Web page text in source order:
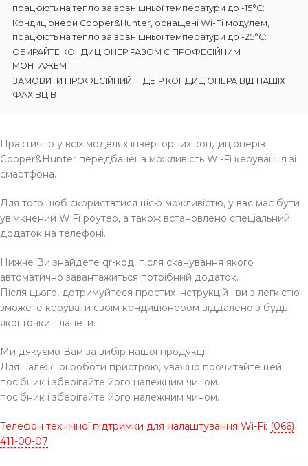
працюють на тепло за зовнішньої температури до -15°C:
Кондиціонери Cooper&Hunter, оснащені Wi-Fi модулем,
працюють на тепло за зовнішньої температури до -25°C:
ОБИРАЙТЕ КОНДИЦІОНЕР РАЗОМ С ПРОФЕСІЙНИМ
МОНТАЖЕМ
ЗАМОВИТИ ПРОФЕСІЙНИЙ ПІДБІР КОНДИЦІОНЕРА ВІД НАШІХ
ФАХІВЦІВ
Практично у всіх моделях інверторних кондиціонерів
Cooper&Hunter передбачена можливість Wi-Fi керування зі
смартфона.
Для того щоб скористатися цією можливістю, у вас має бути
увімкнений WiFi роутер, а також встановлено спеціальний
додаток на телефоні.
Нижче Ви знайдете qr-код, після сканування якого
автоматично завантажиться потрібний додаток.
Після цього, дотримуйтеся простих інструкцій і ви з легкістю
зможете керувати своїм кондиціонером віддалено з будь-
якої точки планети.
Ми дякуємо Вам за вибір нашої продукції.
Для належної роботи пристрою, уважно прочитайте цей
посібник і зберігайте його належним чином.
посібник і зберігайте його належним чином.
Телефон технічної підтримки для налаштування Wi-Fi: (066)
411-00-07